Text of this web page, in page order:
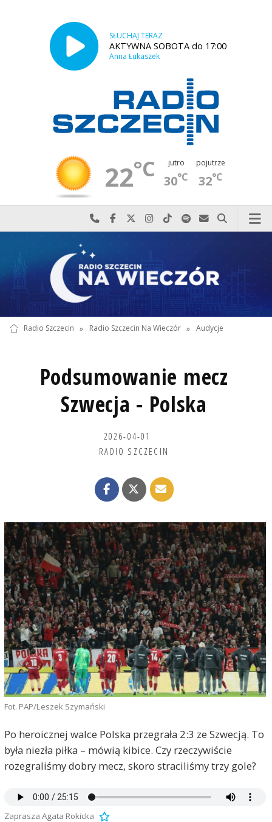
SŁUCHAJ TERAZ
AKTYWNA SOBOTA do 17:00
Anna Łukaszek
22°C jutro
30°C
pojutrze
32°C
Najlepiej po prostu do nas zadzwoń
Odwiedź nas na Facebook-u
Odwiedź nas na X
Odwiedź nas na Instagram-ie
Odwiedź nas na TikTok-u
Szukaj nas na Spotify
Wyślij do nas
Szukaj
Radio Szczecin » Radio Szczecin Na Wieczór » Audycje
Podsumowanie mecz
Szwecja - Polska
2026-04-01
RADIO SZCZECIN
Fot. PAP/Leszek Szymański
Po heroicznej walce Polska przegrała 2:3 ze Szwecją. To
była niezła piłka – mówią kibice. Czy rzeczywiście
rozegraliśmy dobry mecz, skoro straciliśmy trzy gole?
Zaprasza Agata Rokicka